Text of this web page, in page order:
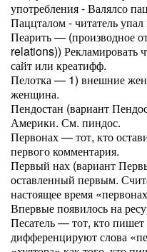
употребления - Валялсо
Паццталом - читатель упал
Пеарить — (производное
relations)) Рекламировать
сайт или креатифф.
Пелотка — 1) внешние
женщина.
Пендостан (вариант
Америки. См. пиндос.
Первонах — тот, кто
первого комментария.
Первый нах (вариант
оставленный первым.
настоящее время
Впервые появилось на
Песатель — тот, кто
дифференцируют слова